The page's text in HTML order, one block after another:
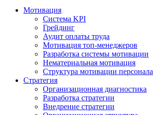
Мотивация
Система KPI
Грейдинг
Аудит оплаты труда
Мотивация топ-менеджеров
Разработка системы мотивации
Нематериальная мотивация
Структура мотивации персонала
Стратегия
Организационная диагностика
Разработка стратегии
Внедрение стратегии